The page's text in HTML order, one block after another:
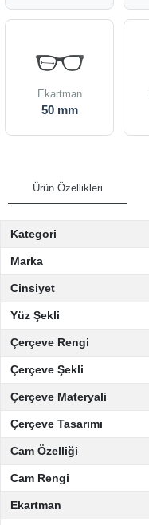
Ekartman
50 mm
Ürün Özellikleri
Kategori
Marka
Cinsiyet
Yüz Şekli
Çerçeve Rengi
Çerçeve Şekli
Çerçeve Materyali
Çerçeve Tasarımı
Cam Özelliği
Cam Rengi
Ekartman